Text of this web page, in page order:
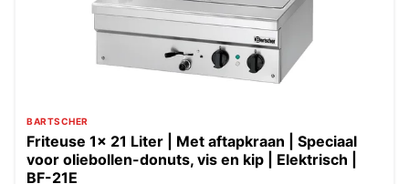
BARTSCHER
Friteuse 1x 21 Liter | Met aftapkraan | Speciaal
voor oliebollen-donuts, vis en kip | Elektrisch |
BF-21E